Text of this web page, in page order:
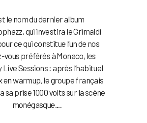
le nom du dernier album
qui investira le Grimaldi
ce qui constitue l’un de nos
vous préférés à Monaco, les
Live Sessions : après l’habituel
en warmup, le groupe français
sa prise 1000 volts sur la scène
monégasque....